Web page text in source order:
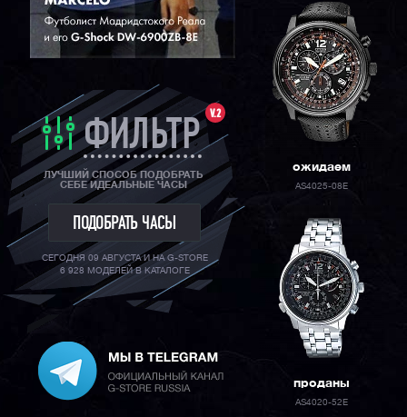
V.2
ФИЛЬТР
ЛУЧШИЙ СПОСОБ ПОДОБРАТЬ
СЕБЕ ИДЕАЛЬНЫЕ ЧАСЫ
ПОДОБРАТЬ ЧАСЫ
СЕГОДНЯ 09 АВГУСТА И НА G-STORE
6 928 МОДЕЛЕЙ В КАТАЛОГЕ
ожидаем
AS4025-08E
проданы
AS4020-52E